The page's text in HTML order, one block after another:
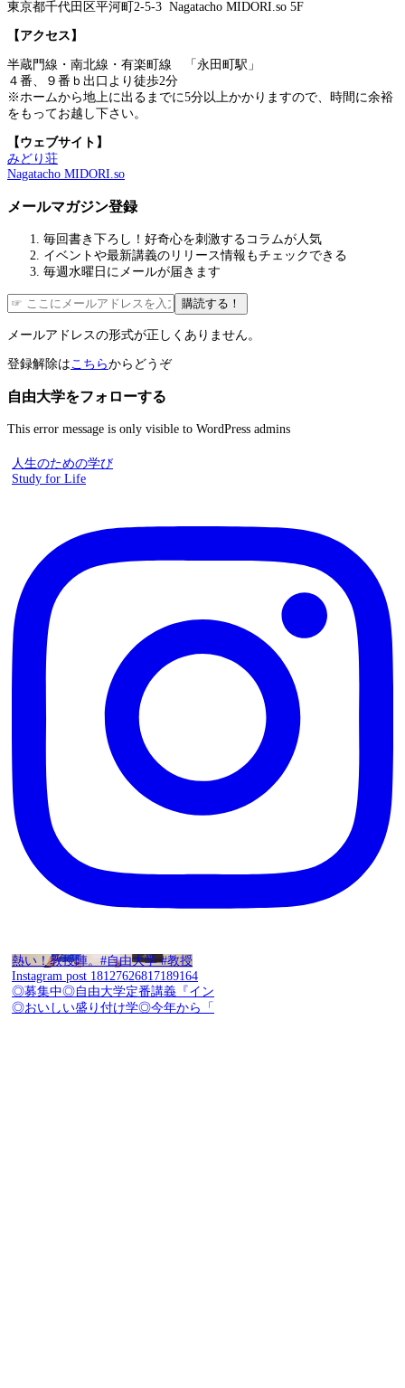
東京都千代田区平河町2-5-3 Nagatacho MIDORI.so 5F
【アクセス】
半蔵門線・南北線・有楽町線 「永田町駅」
４番、９番ｂ出口より徒歩2分
※ホームから地上に出るまでに5分以上かかりますので、時間に余裕
をもってお越し下さい。
【ウェブサイト】
みどり荘
Nagatacho MIDORI.so
メールマガジン登録
毎回書き下ろし！好奇心を刺激するコラムが人気
イベントや最新講義のリリース情報もチェックできる
毎週水曜日にメールが届きます
購読する！
メールアドレスの形式が正しくありません。
登録解除はこちらからどうぞ
自由大学をフォローする
This error message is only visible to WordPress admins
人生のための学び
Study for Life
熱い！教授陣。#自由大学 #教授
Instagram post 18127626817189164
◎募集中◎自由大学定番講義『イン
◎おいしい盛り付け学◎今年から「